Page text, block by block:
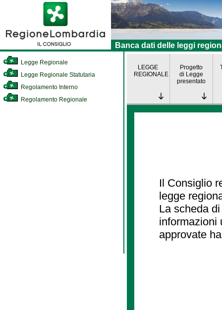
Banca dati delle leggi
Legge Regionale
Legge Regionale Statutaria
Regolamento Interno
Regolamento Regionale
LEGGE
REGIONALE
Progetto
di Legge
presentato
Il Consiglio
legge
La scheda
informazioni
approvate